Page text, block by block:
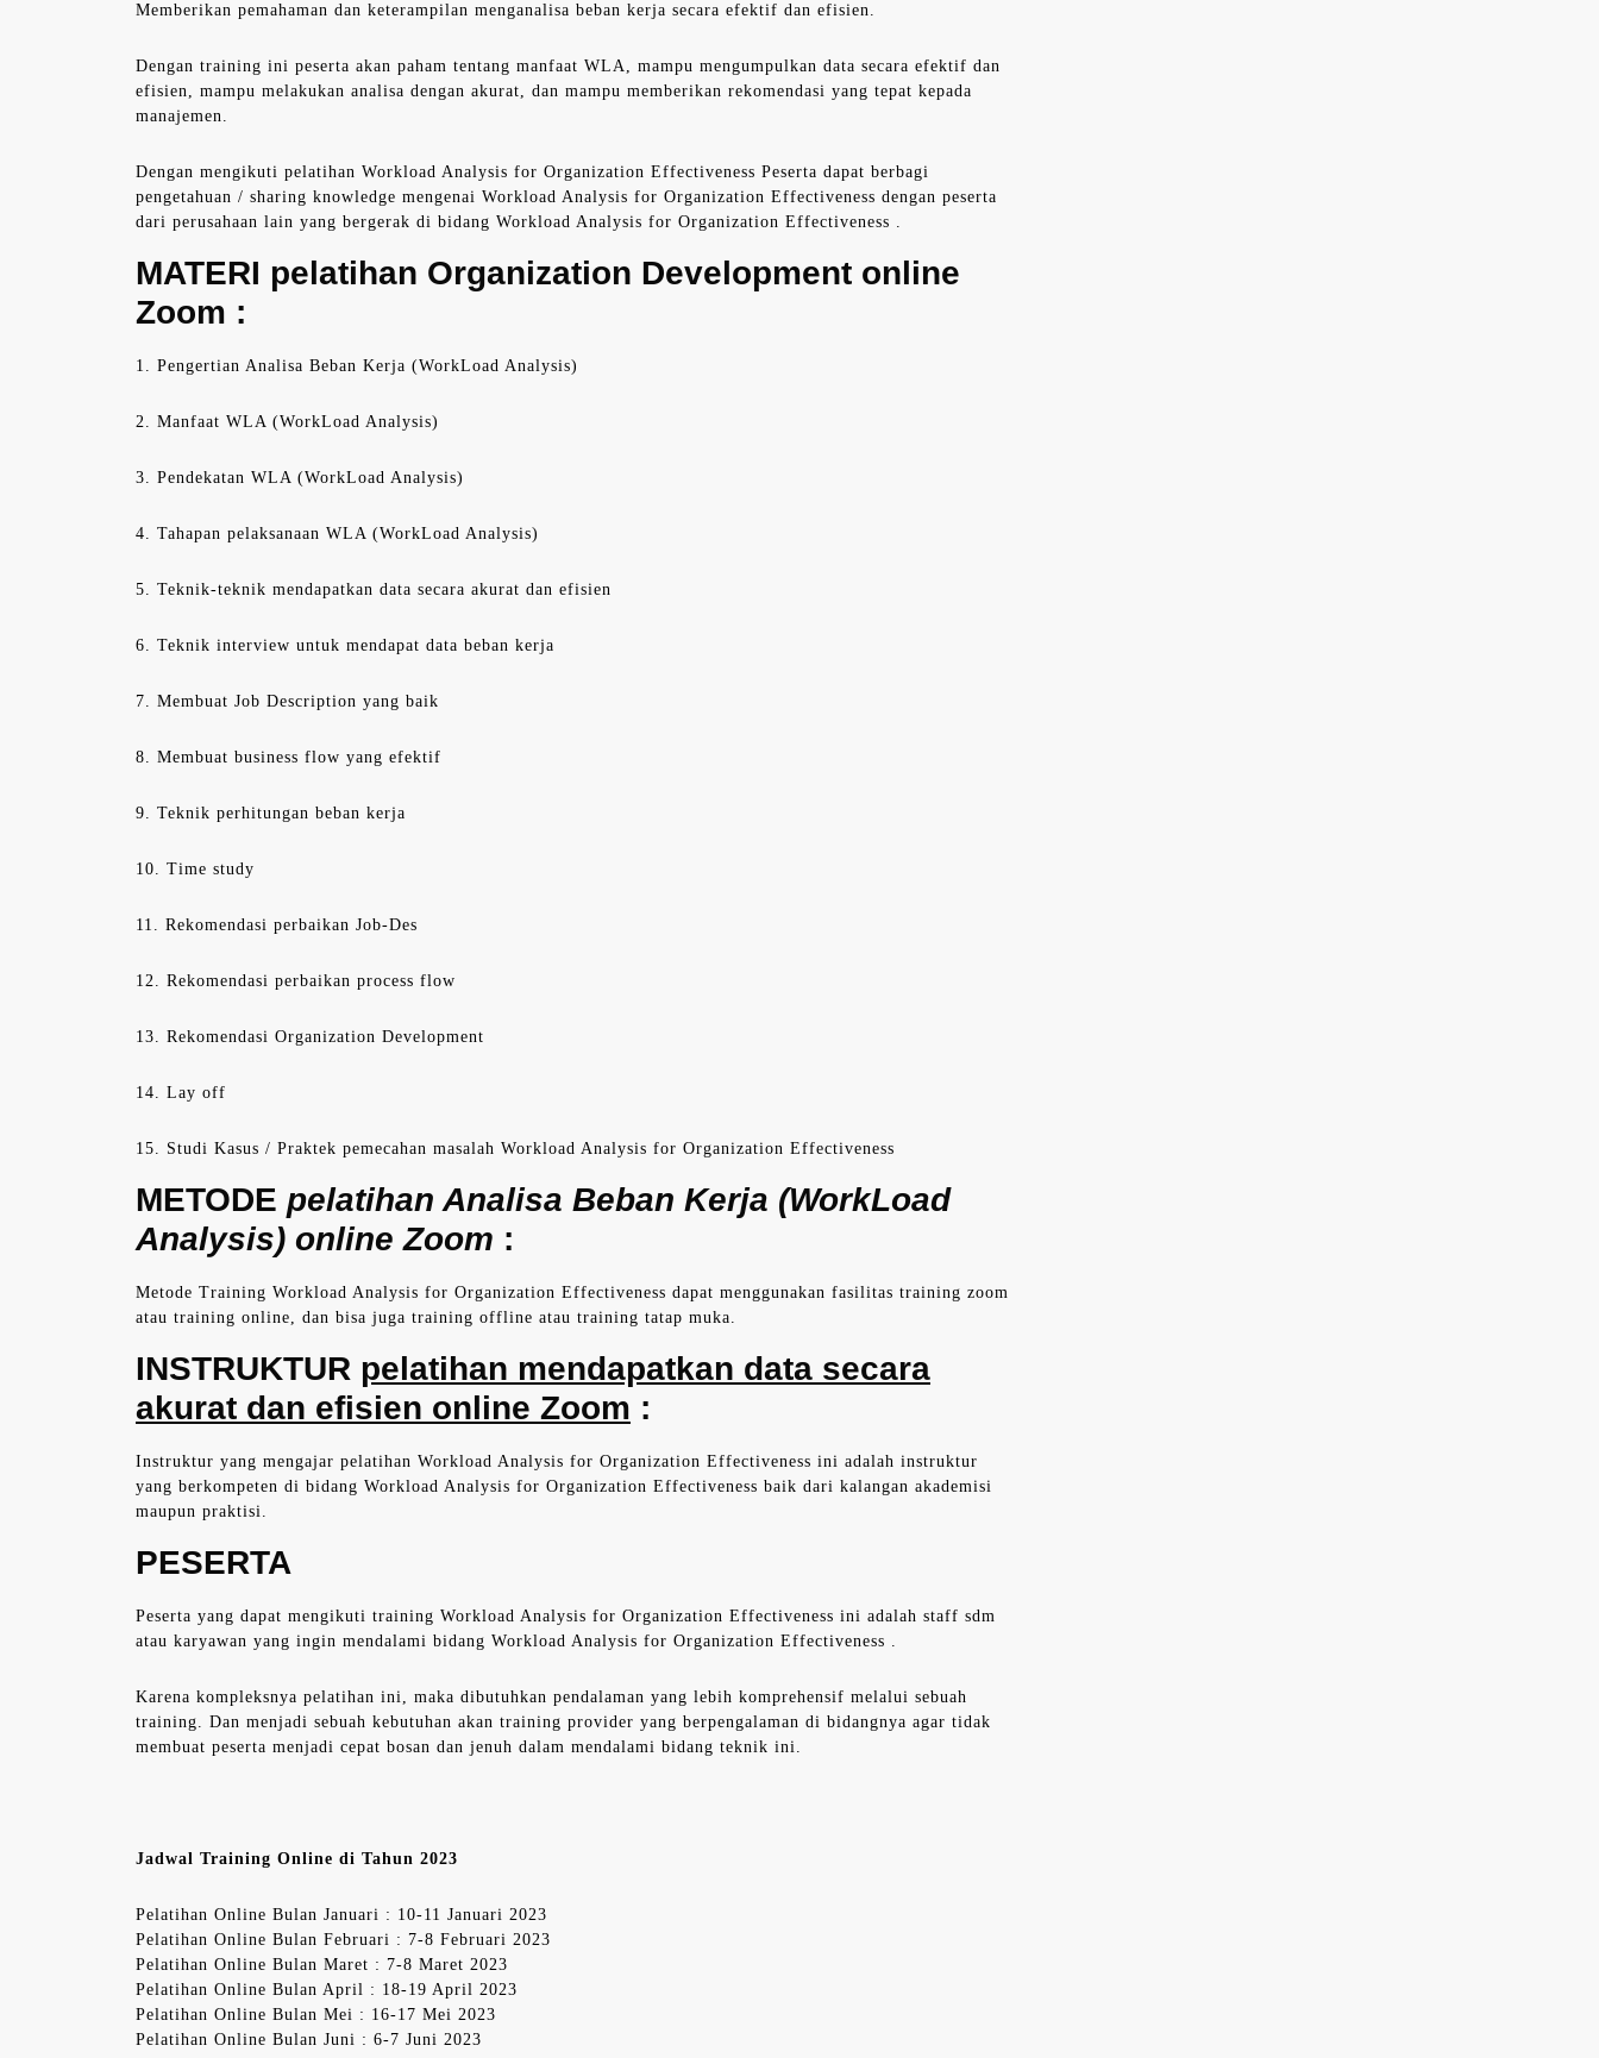
Memberikan pemahaman dan keterampilan menganalisa beban kerja secara efektif dan efisien.
Dengan training ini peserta akan paham tentang manfaat WLA, mampu mengumpulkan data secara efektif dan
efisien, mampu melakukan analisa dengan akurat, dan mampu memberikan rekomendasi yang tepat kepada
manajemen.
Dengan mengikuti pelatihan Workload Analysis for Organization Effectiveness Peserta dapat berbagi
pengetahuan / sharing knowledge mengenai Workload Analysis for Organization Effectiveness dengan peserta
dari perusahaan lain yang bergerak di bidang Workload Analysis for Organization Effectiveness .
MATERI pelatihan Organization Development online
Zoom :
1. Pengertian Analisa Beban Kerja (WorkLoad Analysis)
2. Manfaat WLA (WorkLoad Analysis)
3. Pendekatan WLA (WorkLoad Analysis)
4. Tahapan pelaksanaan WLA (WorkLoad Analysis)
5. Teknik-teknik mendapatkan data secara akurat dan efisien
6. Teknik interview untuk mendapat data beban kerja
7. Membuat Job Description yang baik
8. Membuat business flow yang efektif
9. Teknik perhitungan beban kerja
10. Time study
11. Rekomendasi perbaikan Job-Des
12. Rekomendasi perbaikan process flow
13. Rekomendasi Organization Development
14. Lay off
15. Studi Kasus / Praktek pemecahan masalah Workload Analysis for Organization Effectiveness
METODE pelatihan Analisa Beban Kerja (WorkLoad
Analysis) online Zoom :
Metode Training Workload Analysis for Organization Effectiveness dapat menggunakan fasilitas training zoom
atau training online, dan bisa juga training offline atau training tatap muka.
INSTRUKTUR pelatihan mendapatkan data secara
akurat dan efisien online Zoom :
Instruktur yang mengajar pelatihan Workload Analysis for Organization Effectiveness ini adalah instruktur
yang berkompeten di bidang Workload Analysis for Organization Effectiveness baik dari kalangan akademisi
maupun praktisi.
PESERTA
Peserta yang dapat mengikuti training Workload Analysis for Organization Effectiveness ini adalah staff sdm
atau karyawan yang ingin mendalami bidang Workload Analysis for Organization Effectiveness .
Karena kompleksnya pelatihan ini, maka dibutuhkan pendalaman yang lebih komprehensif melalui sebuah
training. Dan menjadi sebuah kebutuhan akan training provider yang berpengalaman di bidangnya agar tidak
membuat peserta menjadi cepat bosan dan jenuh dalam mendalami bidang teknik ini.
Jadwal Training Online di Tahun 2023
Pelatihan Online Bulan Januari : 10-11 Januari 2023
Pelatihan Online Bulan Februari : 7-8 Februari 2023
Pelatihan Online Bulan Maret : 7-8 Maret 2023
Pelatihan Online Bulan April : 18-19 April 2023
Pelatihan Online Bulan Mei : 16-17 Mei 2023
Pelatihan Online Bulan Juni : 6-7 Juni 2023